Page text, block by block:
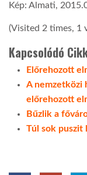
Kép: Almati,
(Visited 2 times, 1
Kapcsolódó
Előrehozott
A nemzetközi
előrehozott
Bűzlik a
Túl sok puszit